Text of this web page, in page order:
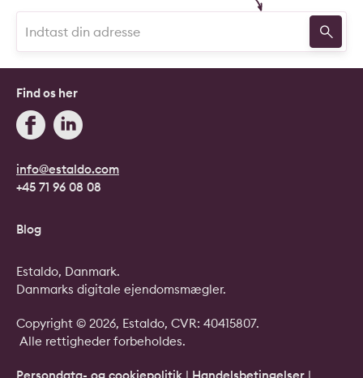
info@estaldo.com
+45 71 96 08 08
Find os her
Blog
Copyright © 2026, Estaldo, CVR: 40415807.
Alle rettigheder forbeholdes.
Persondata- og cookiepolitik | Handelsbetingelser |
Estaldo, Danmark.
Danmarks digitale ejendomsmægler.